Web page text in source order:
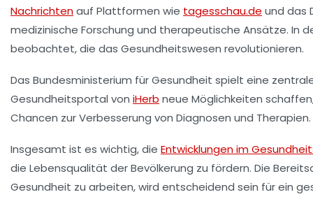
Nachrichtenauf Plattformen wie tagesschau.de und das
medizinische Forschung und therapeutische Ansätze. In
beobachtet, die das Gesundheitswesen revolutionieren.
Das Bundesministerium für Gesundheit spielt eine
Gesundheitsportal von iHerb neue Möglichkeiten
Chancen zur Verbesserung von Diagnosen und Therapien.
Insgesamt ist es wichtig, die Entwicklungen im
die Lebensqualität der Bevölkerung zu fördern. Die
Gesundheit zu arbeiten, wird entscheidend sein für ein